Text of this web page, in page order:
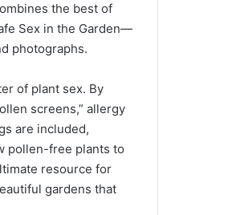
the best of
Sex in the Garden—
photographs.
of plant sex. By
screens,” allergy
are included,
pollen-free plants to
resource for
gardens that